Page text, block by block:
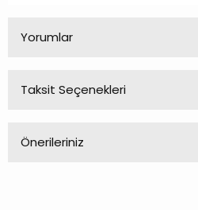
Yorumlar
Taksit Seçenekleri
Önerileriniz